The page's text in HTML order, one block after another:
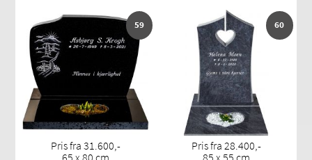
59
Pris fra 31.600,-
60
Pris fra 28.400,-